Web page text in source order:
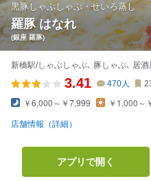
黒豚しゃぶしゃぶ・せいろ蒸し
羅豚 はなれ
(銀座 羅豚)
新橋駅/しゃぶしゃぶ､ 豚しゃぶ､ 居酒
3.41 470人
￥6,000～￥7,999 ￥1,000～
店舗情報（詳細）
アプリで開く